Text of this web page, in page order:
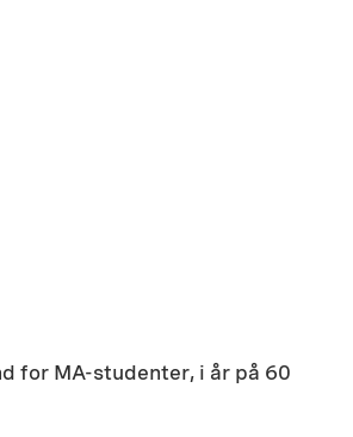
for MA-studenter, i år på 60